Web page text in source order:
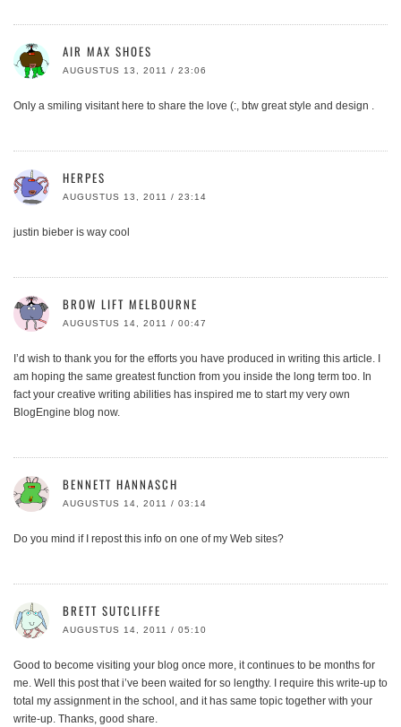
AIR MAX SHOES
AUGUSTUS 13, 2011 / 23:06
Only a smiling visitant here to share the love (:, btw great style and design .
HERPES
AUGUSTUS 13, 2011 / 23:14
justin bieber is way cool
BROW LIFT MELBOURNE
AUGUSTUS 14, 2011 / 00:47
I’d wish to thank you for the efforts you have produced in writing this article. I
am hoping the same greatest function from you inside the long term too. In
fact your creative writing abilities has inspired me to start my very own
BlogEngine blog now.
BENNETT HANNASCH
AUGUSTUS 14, 2011 / 03:14
Do you mind if I repost this info on one of my Web sites?
BRETT SUTCLIFFE
AUGUSTUS 14, 2011 / 05:10
Good to become visiting your blog once more, it continues to be months for
me. Well this post that i’ve been waited for so lengthy. I require this write-up to
total my assignment in the school, and it has same topic together with your
write-up. Thanks, good share.